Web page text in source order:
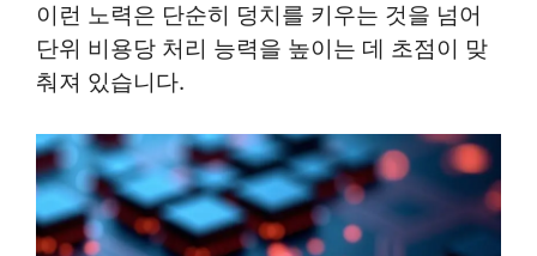
이런 노력은 단순히 덩치를 키우는 것을 넘어
단위 비용당 처리 능력을 높이는 데 초점이 맞
춰져 있습니다.